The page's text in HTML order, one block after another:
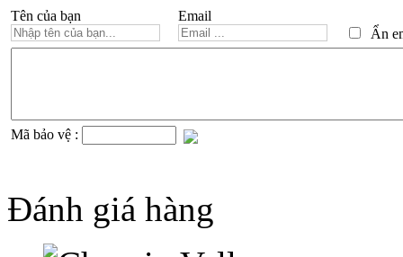
Tên của bạn
Email
Ẩn
Mã bảo vệ :
Đánh giá hàng